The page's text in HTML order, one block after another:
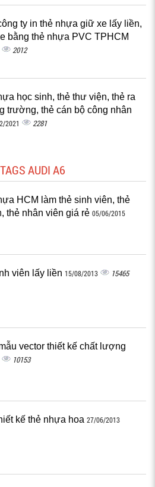
ty in thẻ nhựa giữ xe lấy liền,
bằng thẻ nhựa PVC TPHCM
2012
học sinh, thẻ thư viện, thẻ ra
trường, thẻ cán bộ công nhân
2021 2281
AUDI A6
HCM làm thẻ sinh viên, thẻ
thẻ nhân viên giá rẻ 05/06/2015
viên lấy liền 15/08/2013 15465
vector thiết kế chất lượng
10153
kế thẻ nhựa hoa 27/06/2013